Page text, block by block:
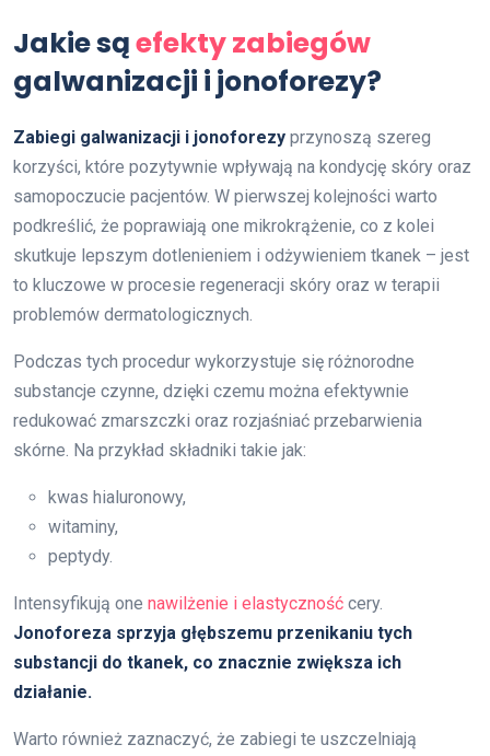
Jakie sąefekty zabiegów
galwanizacji i jonoforezy?
Zabiegi galwanizacji i jonoforezy przynoszą szereg
korzyści, które pozytywnie wpływają na kondycję skóry oraz
samopoczucie pacjentów. W pierwszej kolejności warto
podkreślić, że poprawiają one mikrokrążenie, co z kolei
skutkuje lepszym dotlenieniem i odżywieniem tkanek – jest
to kluczowe w procesie regeneracji skóry oraz w terapii
problemów dermatologicznych.
Podczas tych procedur wykorzystuje się różnorodne
substancje czynne, dzięki czemu można efektywnie
redukować zmarszczki oraz rozjaśniać przebarwienia
skórne. Na przykład składniki takie jak:
kwas hialuronowy,
witaminy,
peptydy.
Intensyfikują one nawilżenie i elastyczność cery.
Jonoforeza sprzyja głębszemu przenikaniu tych
substancji do tkanek, co znacznie zwiększa ich
działanie.
Warto również zaznaczyć, że zabiegi te uszczelniają